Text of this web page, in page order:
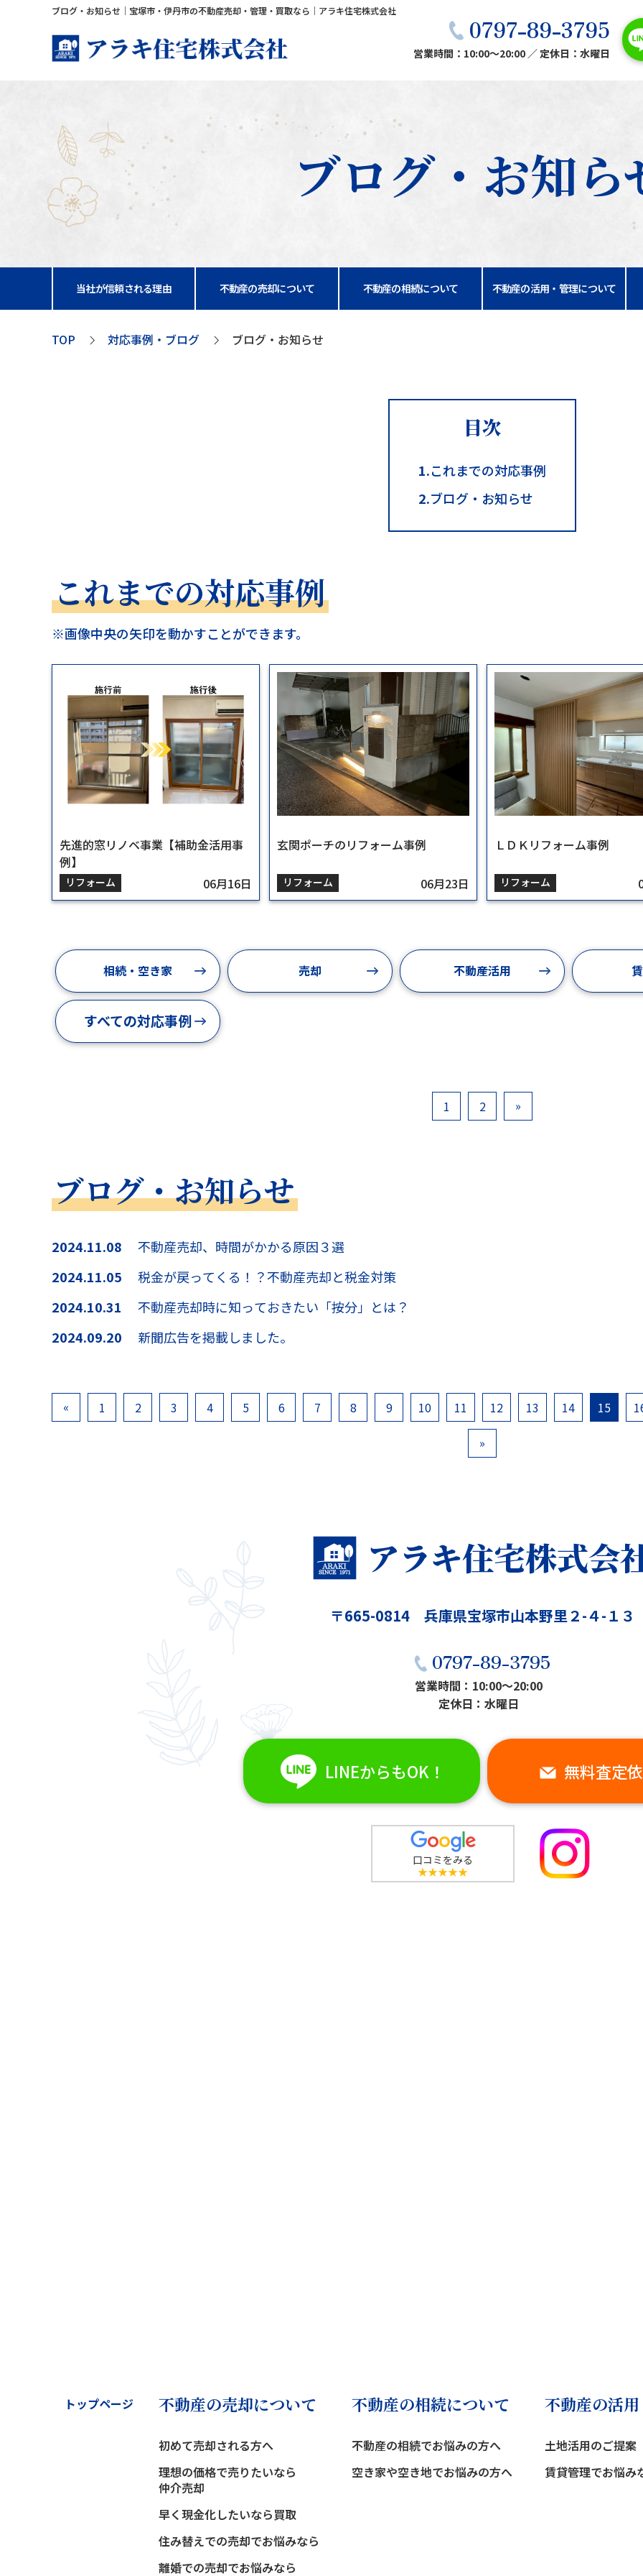
ブログ・お知らせ｜宝塚市・伊丹市の不動産売却・管理・買取なら｜アラキ住宅株式会社
0797-89-3795
営業時間：10:00〜20:00 ／ 定休日：水曜日
ブログ・お知ら
当社が信頼される理由 不動産の売却について 不動産の相続について 不動産の活用・管理について
TOP 対応事例・ブログ ブログ・お知らせ
目次
1.これまでの対応事例
2.ブログ・お知らせ
これまでの対応事例
※画像中央の矢印を動かすことができます。
先進的窓リノベ事業【補助金活用事
例】
リフォーム 06月16日
玄関ポーチのリフォーム事例
リフォーム 06月23日
ＬＤＫリフォーム事例
リフォーム
相続・空き家 売却 不動産活用
すべての対応事例
1 2 »
ブログ・お知らせ
2024.11.08
不動産売却、時間がかかる原因３選
2024.11.05
税金が戻ってくる！？不動産売却と税金対策
2024.10.31
不動産売却時に知っておきたい「按分」とは？
2024.09.20
新聞広告を掲載しました。
« 1 2 3 4 5 6 7 8 9 10 11 12 13 14 15
»
〒665-0814 兵庫県宝塚市山本野里２-４-１３
0797-89-3795
営業時間：10:00〜20:00
定休日：水曜日
LINEからもOK！ 無料査定
口コミをみる
★★★★★
トップページ 不動産の売却について
初めて売却される方へ
理想の価格で売りたいなら
仲介売却
早く現金化したいなら買取
住み替えでの売却でお悩みなら
離婚での売却でお悩みなら
不動産の相続について
不動産の相続でお悩みの方へ
空き家や空き地でお悩みの方へ
不動産の活
土地活用のご提案
賃貸管理でお悩み